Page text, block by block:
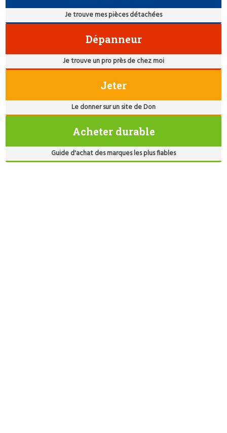
Je trouve mes pièces détachées
Dépanneur
Je trouve un pro près de chez moi
Jeter
Le donner sur un site de Don
Acheter durable
Guide d'achat des marques les plus fiables